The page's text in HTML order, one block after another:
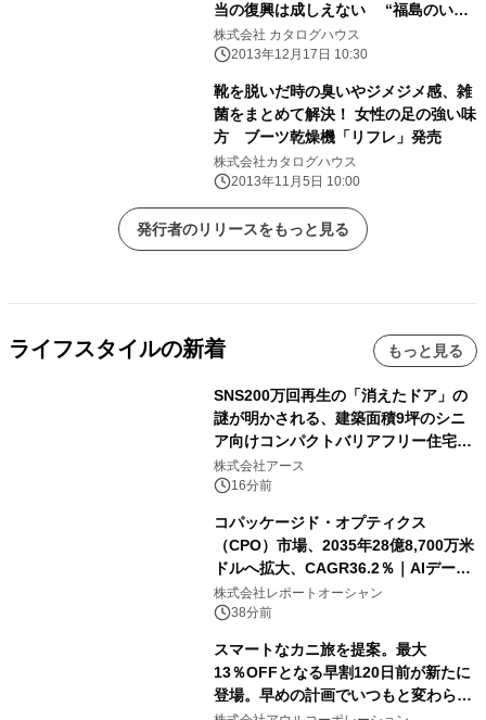
当の復興は成しえない “福島のい
ま”を伝える拠点として、また、福島
の企業や農家と 消費者を繋ぐ拠点とし
を 新宿に来年1月6日(月)オープンしま
す
株式会社 カタログハウス
2013年12月17日 10:30
靴を脱いだ時の臭いやジメジメ感、雑
菌をまとめて解決！ 女性の足の強い味
方 ブーツ乾燥機「リフレ」発売
株式会社カタログハウス
2013年11月5日 10:00
発行者のリリースをもっと見る
ライフスタイルの新着 もっと見る
SNS200万回再生の「消えたドア」の
謎が明かされる、建築面積9坪のシニ
ア向けコンパクトバリアフリー住宅が
誕生
株式会社アース
16分前
コパッケージド・オプティクス
（CPO）市場、2035年28億8,700万米
ドルへ拡大、CAGR36.2％｜AIデータ
センター・高速光通信需要が成長を加
速
株式会社レポートオーシャン
38分前
スマートなカニ旅を提案。最大
13％OFFとなる早割120日前が新たに
登場。早めの計画でいつもと変わらぬ